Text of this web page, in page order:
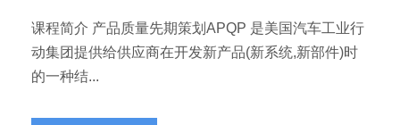
课程简介 产品质量先期策划APQP 是美国汽车工业行
动集团提供给供应商在开发新产品(新系统,新部件)时
的一种结...